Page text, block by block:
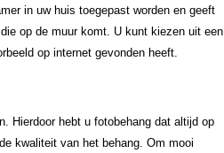
in uw huis toegepast worden en geeft
op de muur komt. U kunt kiezen uit een
op internet gevonden heeft.
Hierdoor hebt u fotobehang dat altijd op
kwaliteit van het behang. Om mooi